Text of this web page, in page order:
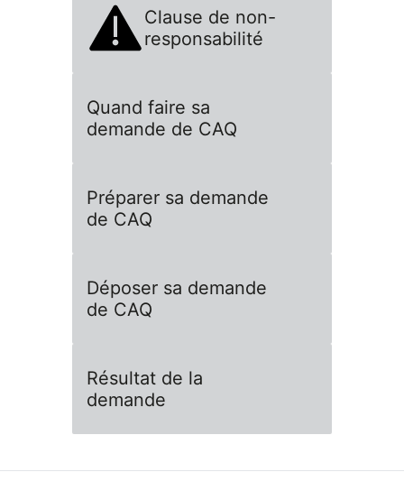
Clause de non-
responsabilité
Quand faire sa
demande de CAQ
Préparer sa demande
de CAQ
Déposer sa demande
de CAQ
Résultat de la
demande